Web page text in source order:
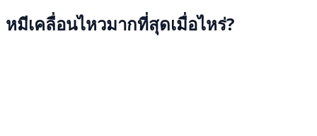
หมีเคลื่อนไหวมากที่สุดเมื่อไหร่?